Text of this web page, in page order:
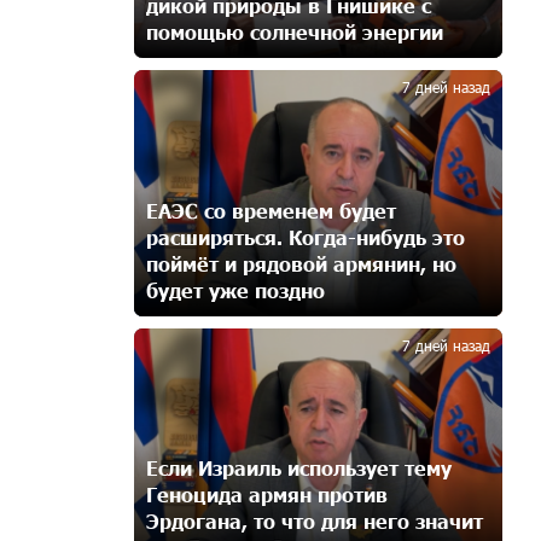
освобождению армянских заключенных,
осужденных в Азербайджане
13 дней назад
Против кого вооружается
Азербайджан? Аршак Карапетян
15 дней назад
При поддержке Ucom в спортивной
школе Вайка установлена
солнечная электростанция
мощностью 15 кВт
15 дней назад
Новые финансовые навыки на
«Давидбекских играх»:
Idram&IDBank
15 дней назад
дикой природы в Гнишике с
помощью солнечной энергии
ЕАЭС со временем будет
расширяться. Когда-нибудь это
поймёт и рядовой армянин, но
будет уже поздно
7 дней назад
3
Если Израиль использует тему
Геноцида армян против
Эрдогана, то что для него значит
7 дней назад
4